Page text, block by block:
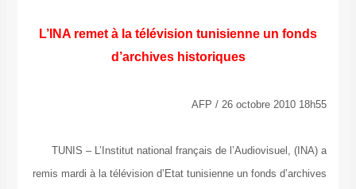
L’INA remet à la télévision tunisienne un fonds
d’archives historiques
AFP / 26 octobre 2010 18h55
TUNIS – L’Institut national français de l’Audiovisuel, (INA) a
remis mardi à la télévision d’Etat tunisienne un fonds d’archives